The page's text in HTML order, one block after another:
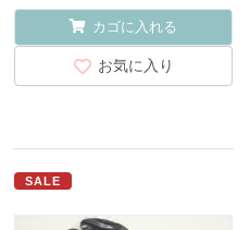
カゴに入れる
お気に入り
SALE